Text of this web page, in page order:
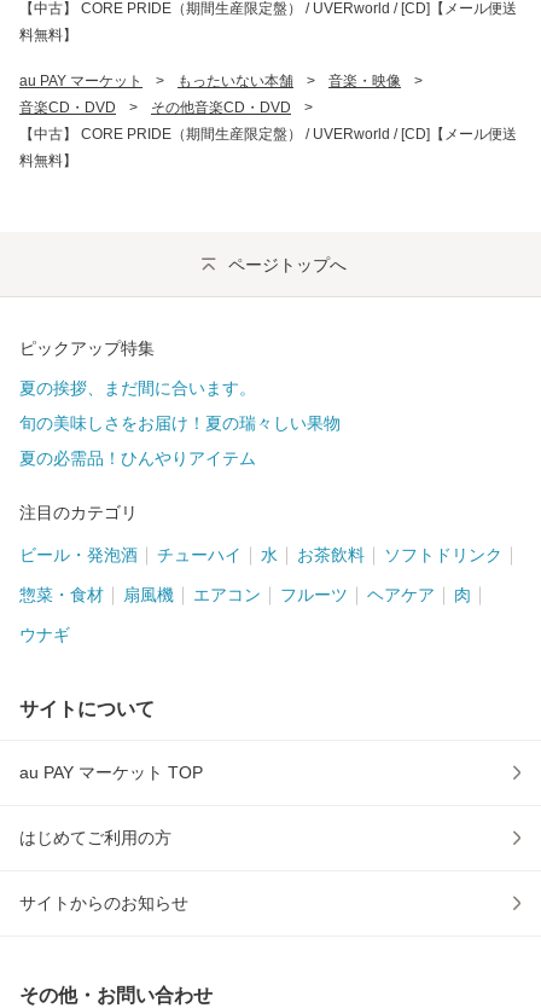
【中古】 CORE PRIDE（期間生産限定盤） / UVERworld / [CD]【メール便送
料無料】
au PAY マーケット > もったいない本舗 > 音楽・映像
>
音楽CD・DVD
> その他音楽CD・DVD
>
【中古】 CORE PRIDE（期間生産限定盤） / UVERworld / [CD]【メール便送
料無料】
ページトップへ
ピックアップ特集
夏の挨拶、まだ間に合います。
旬の美味しさをお届け！夏の瑞々しい果物
夏の必需品！ひんやりアイテム
注目のカテゴリ
ビール・発泡酒 チューハイ 水 お茶飲料 ソフトドリンク
惣菜・食材 扇風機 エアコン フルーツ ヘアケア 肉
ウナギ
サイトについて
au PAY マーケット TOP
はじめてご利用の方
サイトからのお知らせ
その他・お問い合わせ